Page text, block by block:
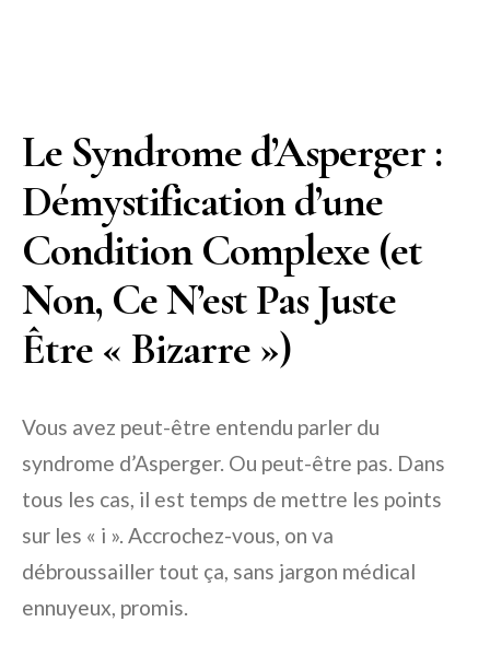
Le Syndrome d’Asperger :
Démystification d’une
Condition Complexe (et
Non, Ce N’est Pas Juste
Être « Bizarre »)
Vous avez peut-être entendu parler du
syndrome d’Asperger. Ou peut-être pas. Dans
tous les cas, il est temps de mettre les points
sur les « i ». Accrochez-vous, on va
débroussailler tout ça, sans jargon médical
ennuyeux, promis.